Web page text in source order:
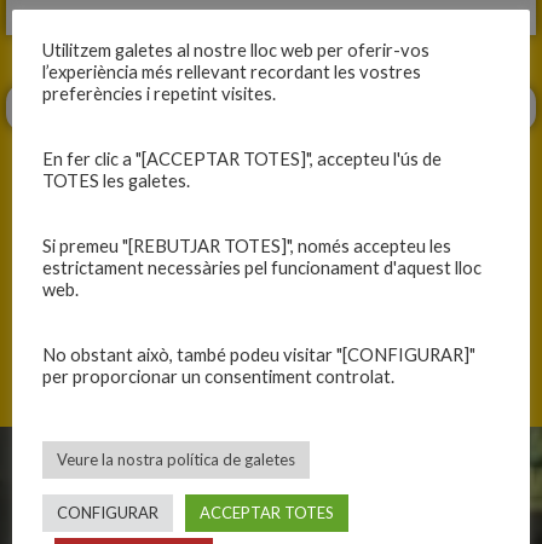
ANTERIOR
BON JOC I GRAN DEFENSA
SEGÜENT
CLUB
Història
EQUIPS
Primer equip masculí
Utilitzem galetes al nostre lloc web per oferir-vos
l’experiència més rellevant recordant les vostres
preferències i repetint visites.
En fer clic a "[ACCEPTAR TOTES]", accepteu l'ús de
TOTES les galetes.
Si premeu "[REBUTJAR TOTES]", només accepteu les
estrictament necessàries pel funcionament d'aquest lloc
web.
No obstant això, també podeu visitar "[CONFIGURAR]"
per proporcionar un consentiment controlat.
Veure la nostra política de galetes
CONFIGURAR ACCEPTAR TOTES